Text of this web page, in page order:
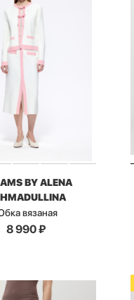
BY ALENA
вязаная
8 990₽